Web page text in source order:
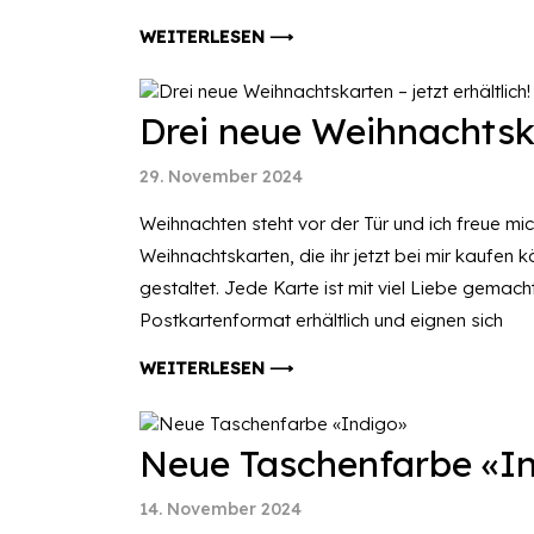
WEITERLESEN ⟶
Drei neue
29. November 2024
Weihnachten steht vor der Tür und ich freue
Weihnachtskarten, die ihr jetzt bei mir kaufen
gestaltet. Jede Karte ist mit viel Liebe
Postkartenformat erhältlich und eignen sich
WEITERLESEN ⟶
Neue Taschenfarbe
14. November 2024